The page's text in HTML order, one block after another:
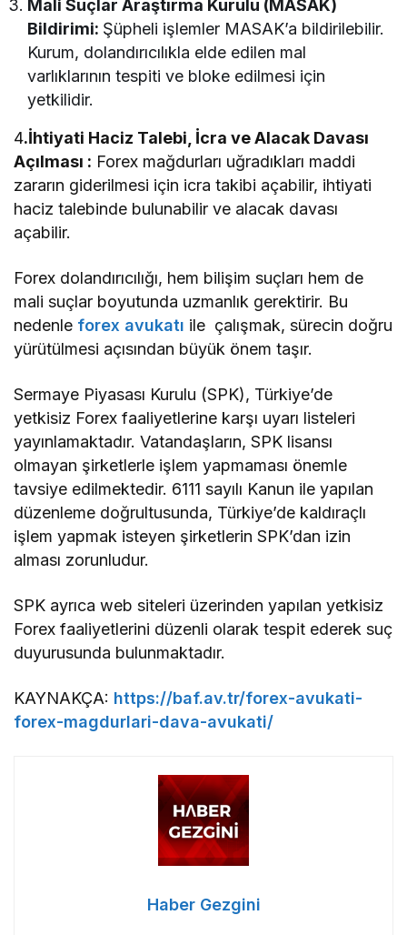
Mali Suçlar Araştırma Kurulu (MASAK)
Bildirimi: Şüpheli işlemler MASAK’a bildirilebilir.
Kurum, dolandırıcılıkla elde edilen mal
varlıklarının tespiti ve bloke edilmesi için
yetkilidir.
4.İhtiyati Haciz Talebi, İcra ve Alacak Davası
Açılması : Forex mağdurları uğradıkları maddi
zararın giderilmesi için icra takibi açabilir, ihtiyati
haciz talebinde bulunabilir ve alacak davası
açabilir.
Forex dolandırıcılığı, hem bilişim suçları hem de
mali suçlar boyutunda uzmanlık gerektirir. Bu
nedenle forex avukatı ile çalışmak, sürecin doğru
yürütülmesi açısından büyük önem taşır.
Sermaye Piyasası Kurulu (SPK), Türkiye’de
yetkisiz Forex faaliyetlerine karşı uyarı listeleri
yayınlamaktadır. Vatandaşların, SPK lisansı
olmayan şirketlerle işlem yapmaması önemle
tavsiye edilmektedir. 6111 sayılı Kanun ile yapılan
düzenleme doğrultusunda, Türkiye’de kaldıraçlı
işlem yapmak isteyen şirketlerin SPK’dan izin
alması zorunludur.
SPK ayrıca web siteleri üzerinden yapılan yetkisiz
Forex faaliyetlerini düzenli olarak tespit ederek suç
duyurusunda bulunmaktadır.
KAYNAKÇA: https://baf.av.tr/forex-avukati-
forex-magdurlari-dava-avukati/
Haber Gezgini